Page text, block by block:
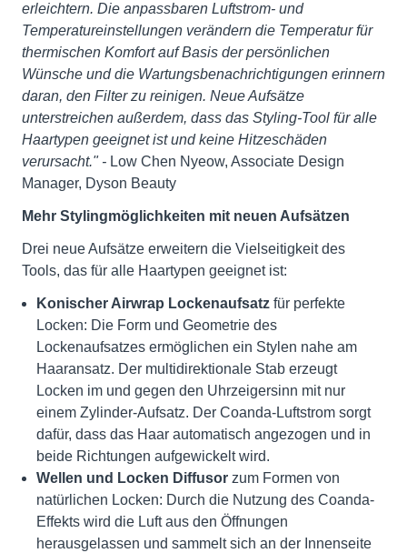
erleichtern. Die anpassbaren Luftstrom- und
Temperatureinstellungen verändern die Temperatur für
thermischen Komfort auf Basis der persönlichen
Wünsche und die Wartungsbenachrichtigungen erinnern
daran, den Filter zu reinigen. Neue Aufsätze
unterstreichen außerdem, dass das Styling-Tool für alle
Haartypen geeignet ist und keine Hitzeschäden
verursacht." - Low Chen Nyeow, Associate Design
Manager, Dyson Beauty
Mehr Stylingmöglichkeiten mit neuen Aufsätzen
Drei neue Aufsätze erweitern die Vielseitigkeit des
Tools, das für alle Haartypen geeignet ist:
Konischer Airwrap Lockenaufsatz für perfekte
Locken: Die Form und Geometrie des
Lockenaufsatzes ermöglichen ein Stylen nahe am
Haaransatz. Der multidirektionale Stab erzeugt
Locken im und gegen den Uhrzeigersinn mit nur
einem Zylinder-Aufsatz. Der Coanda-Luftstrom sorgt
dafür, dass das Haar automatisch angezogen und in
beide Richtungen aufgewickelt wird.
Wellen und Locken Diffusor zum Formen von
natürlichen Locken: Durch die Nutzung des Coanda-
Effekts wird die Luft aus den Öffnungen
herausgelassen und sammelt sich an der Innenseite